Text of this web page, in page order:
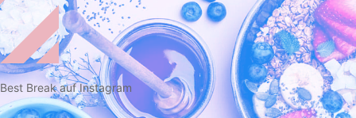
Best Break auf Instagram